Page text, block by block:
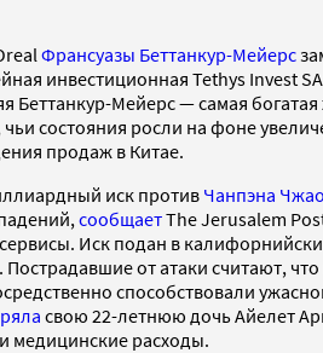
Франсуазы Беттанкур-Мейерс
инвестиционная Tethys Invest
Беттанкур-Мейерс — самая
состояния росли на фоне
продаж в Китае.
иск против Чанпэна Чжао
сообщаетThe Jerusalem
Иск подан в
от атаки считают,
способствовали
свою 22-летнюю дочь Айелет
медицинские расходы.